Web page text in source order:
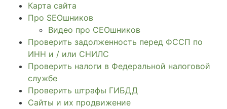
Карта сайта
Про SEOшников
Видео про СЕОшников
Проверить задолженность перед ФССП по
ИНН и / или СНИЛС
Проверить налоги в Федеральной налоговой
службе
Проверить штрафы ГИБДД
Сайты и их продвижение